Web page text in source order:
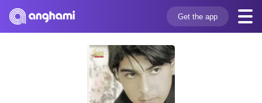
Get the app